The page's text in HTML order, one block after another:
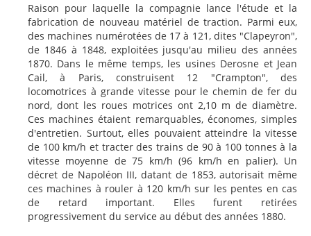
Raison pour laquelle la compagnie lance l'étude et la
fabrication de nouveau matériel de traction. Parmi eux,
des machines numérotées de 17 à 121, dites "Clapeyron",
de 1846 à 1848, exploitées jusqu'au milieu des années
1870. Dans le même temps, les usines Derosne et Jean
Cail, à Paris, construisent 12 "Crampton", des
locomotrices à grande vitesse pour le chemin de fer du
nord, dont les roues motrices ont 2,10 m de diamètre.
Ces machines étaient remarquables, économes, simples
d'entretien. Surtout, elles pouvaient atteindre la vitesse
de 100 km/h et tracter des trains de 90 à 100 tonnes à la
vitesse moyenne de 75 km/h (96 km/h en palier). Un
décret de Napoléon III, datant de 1853, autorisait même
ces machines à rouler à 120 km/h sur les pentes en cas
de retard important. Elles furent retirées
progressivement du service au début des années 1880.